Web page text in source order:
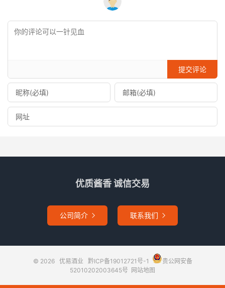
提交评论
优质酱香 诚信交易
公司简介  联系我们 
© 2026 优易酒业 黔ICP备19012721号-1
贵公网安备
52010202003645号 网站地图